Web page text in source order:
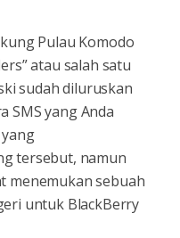
Pulau Komodo
atau salah satu
sudah diluruskan
SMS yang Anda
tersebut, namun
menemukan sebuah
untuk BlackBerry